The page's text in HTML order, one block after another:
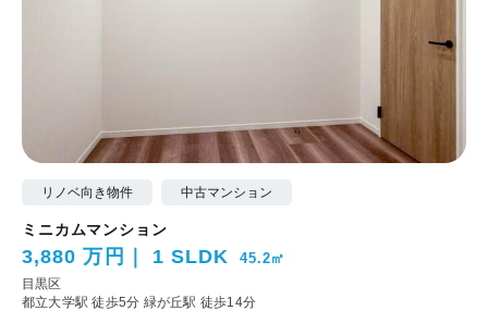
リノベ向き物件 中古マンション
ミニカムマンション
3,880 万円 1 SLDK 45.2㎡
目黒区
都立大学駅 徒歩5分 緑が丘駅 徒歩14分